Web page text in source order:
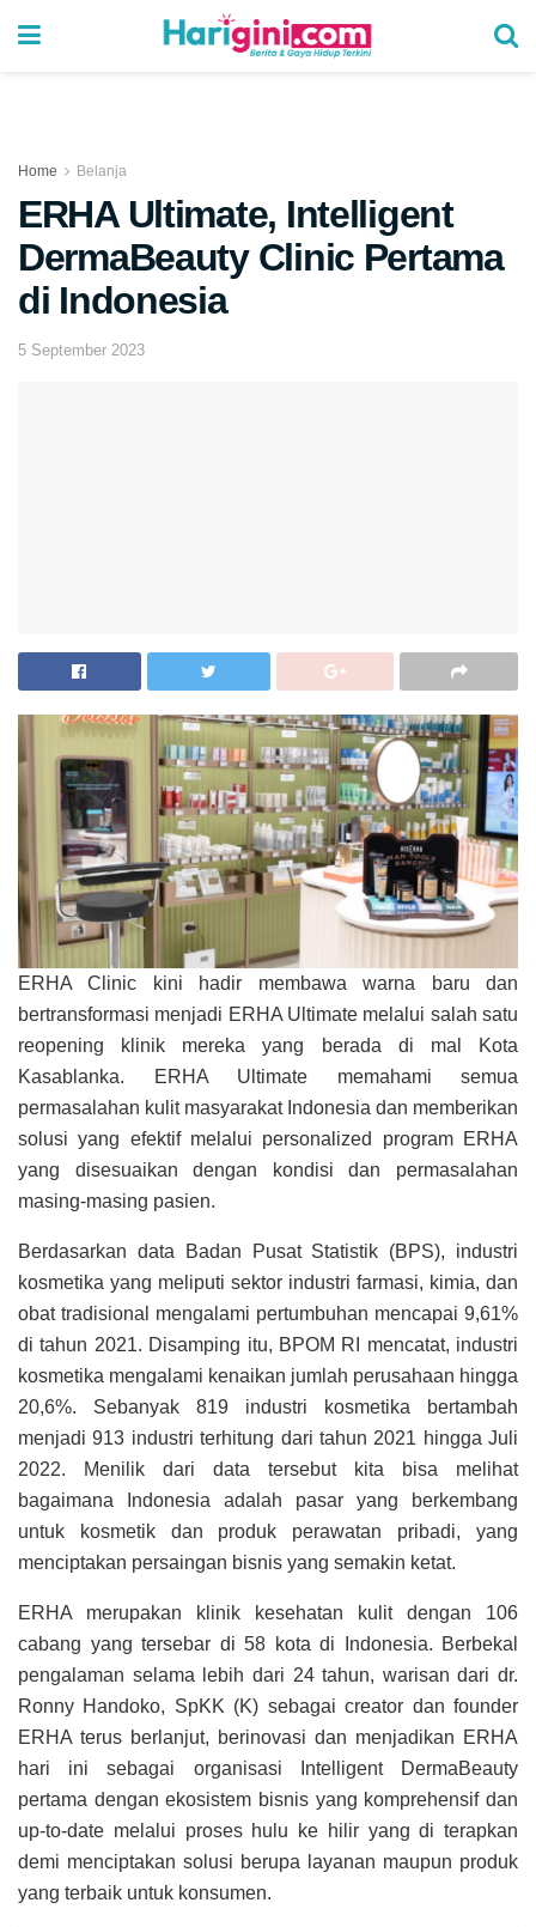
Home Belanja
ERHA Ultimate, Intelligent
DermaBeauty Clinic Pertama
di Indonesia
5 September 2023
ERHA Clinic kini hadir membawa warna baru dan
bertransformasi menjadi ERHA Ultimate melalui salah satu
reopening klinik mereka yang berada di mal Kota
Kasablanka. ERHA Ultimate memahami semua
permasalahan kulit masyarakat Indonesia dan memberikan
solusi yang efektif melalui personalized program ERHA
yang disesuaikan dengan kondisi dan permasalahan
masing-masing pasien.
Berdasarkan data Badan Pusat Statistik (BPS), industri
kosmetika yang meliputi sektor industri farmasi, kimia, dan
obat tradisional mengalami pertumbuhan mencapai 9,61%
di tahun 2021. Disamping itu, BPOM RI mencatat, industri
kosmetika mengalami kenaikan jumlah perusahaan hingga
20,6%. Sebanyak 819 industri kosmetika bertambah
menjadi 913 industri terhitung dari tahun 2021 hingga Juli
2022. Menilik dari data tersebut kita bisa melihat
bagaimana Indonesia adalah pasar yang berkembang
untuk kosmetik dan produk perawatan pribadi, yang
menciptakan persaingan bisnis yang semakin ketat.
ERHA merupakan klinik kesehatan kulit dengan 106
cabang yang tersebar di 58 kota di Indonesia. Berbekal
pengalaman selama lebih dari 24 tahun, warisan dari dr.
Ronny Handoko, SpKK (K) sebagai creator dan founder
ERHA terus berlanjut, berinovasi dan menjadikan ERHA
hari ini sebagai organisasi Intelligent DermaBeauty
pertama dengan ekosistem bisnis yang komprehensif dan
up-to-date melalui proses hulu ke hilir yang di terapkan
demi menciptakan solusi berupa layanan maupun produk
yang terbaik untuk konsumen.